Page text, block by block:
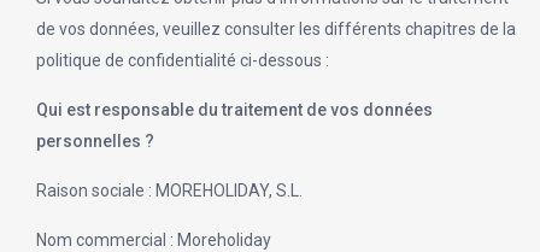
de vos données, veuillez consulter les différents chapitres de la
politique de confidentialité ci-dessous :
Qui est responsable du traitement de vos données
personnelles ?
Raison sociale : MOREHOLIDAY, S.L.
Nom commercial : Moreholiday